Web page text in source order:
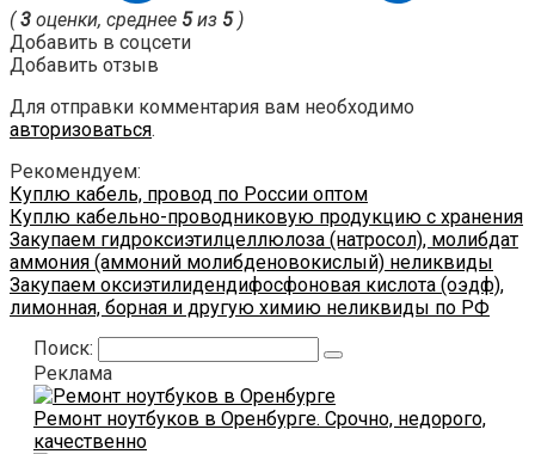
(3 оценки, среднее 5из 5)
Добавить в соцсети
Добавить отзыв
Для отправки комментария вам необходимо
авторизоваться.
Рекомендуем:
Куплю кабель, провод по России оптом
Куплю кабельно-проводниковую продукцию с хранения
Закупаем гидроксиэтилцеллюлоза (натросол), молибдат
аммония (аммоний молибденовокислый) неликвиды
Закупаем оксиэтилидендифосфоновая кислота (оэдф),
лимонная, борная и другую химию неликвиды по РФ
Поиск:
Реклама
Ремонт ноутбуков в Оренбурге. Срочно, недорого,
качественно